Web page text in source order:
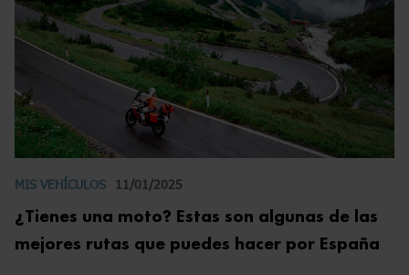
MIS VEHÍCULOS 11/01/2025
¿Tienes una moto? Estas son algunas de las
mejores rutas que puedes hacer por España